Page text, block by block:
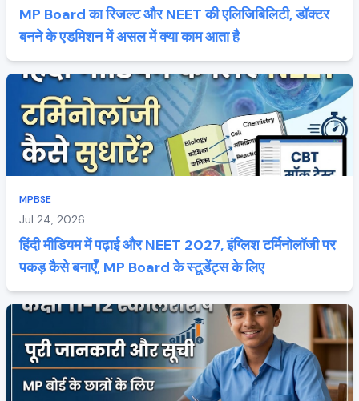
MP Board का रिजल्ट और NEET की एलिजिबिलिटी, डॉक्टर
बनने के एडमिशन में असल में क्या काम आता है
MPBSE
Jul 24, 2026
हिंदी मीडियम में पढ़ाई और NEET 2027, इंग्लिश टर्मिनोलॉजी पर
पकड़ कैसे बनाएँ, MP Board के स्टूडेंट्स के लिए